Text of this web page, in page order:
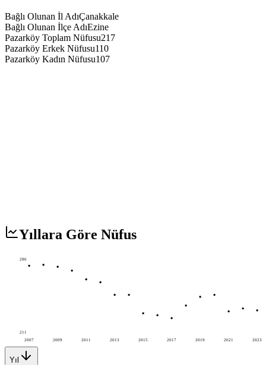
Bağlı Olunan İl AdıÇanakkale
Bağlı Olunan İlçe AdıEzine
Pazarköy Toplam Nüfusu217
Pazarköy Erkek Nüfusu110
Pazarköy Kadın Nüfusu107
Yıllara Göre Nüfus
2007 2009 2011 2013 2015 2017 2019 2021 2023
286
211
Yıl